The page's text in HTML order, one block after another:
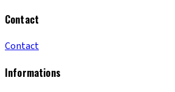
Contact
Contact
Informations